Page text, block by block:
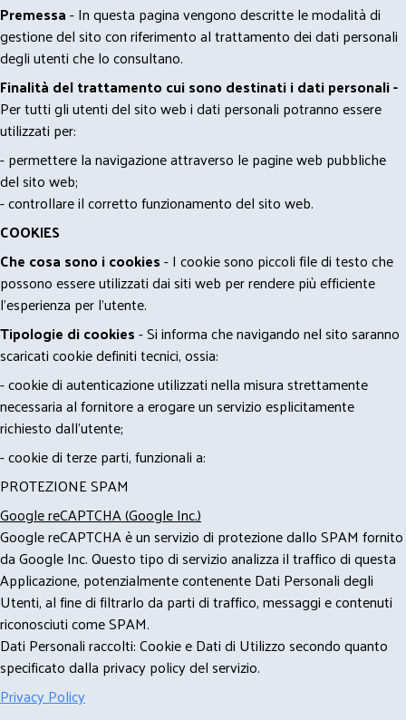
Premessa- In questa pagina vengono descritte le modalità di
gestione del sito con riferimento al trattamento dei dati personali
degli utenti che lo consultano.
Finalità del trattamento cui sono destinati i dati personali -
Per tutti gli utenti del sito web i dati personali potranno essere
utilizzati per:
- permettere la navigazione attraverso le pagine web pubbliche
del sito web;
- controllare il corretto funzionamento del sito web.
COOKIES
Che cosa sono i cookies- I cookie sono piccoli file di testo che
possono essere utilizzati dai siti web per rendere più efficiente
l'esperienza per l'utente.
Tipologie di cookies- Si informa che navigando nel sito saranno
scaricati cookie definiti tecnici, ossia:
- cookie di autenticazione utilizzati nella misura strettamente
necessaria al fornitore a erogare un servizio esplicitamente
richiesto dall'utente;
- cookie di terze parti, funzionali a:
PROTEZIONE SPAM
Google reCAPTCHA (Google Inc.)
Google reCAPTCHA è un servizio di protezione dallo SPAM fornito
da Google Inc. Questo tipo di servizio analizza il traffico di questa
Applicazione, potenzialmente contenente Dati Personali degli
Utenti, al fine di filtrarlo da parti di traffico, messaggi e contenuti
riconosciuti come SPAM.
Dati Personali raccolti: Cookie e Dati di Utilizzo secondo quanto
specificato dalla privacy policy del servizio.
Privacy Policy